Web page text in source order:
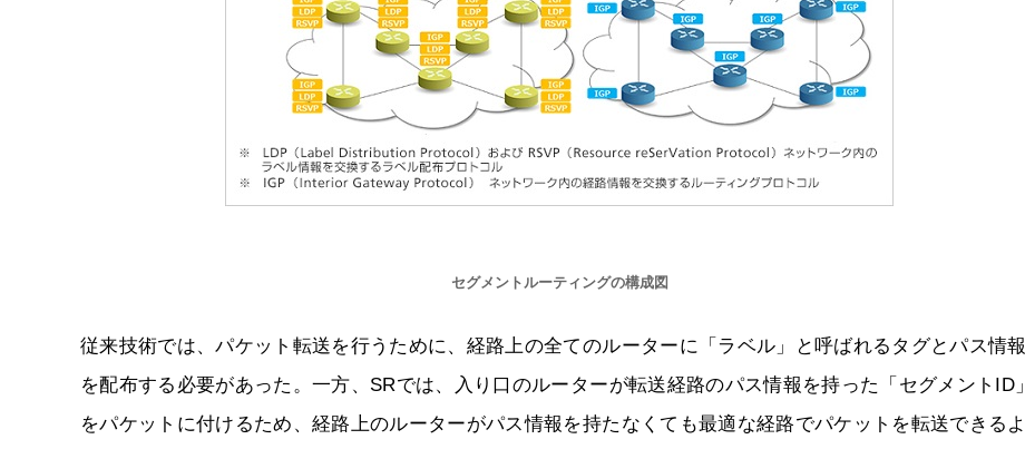
セグメントルーティングの構成図
従来技術では、パケット転送を行うために、経路上の全てのルーターに「ラベル」と呼ばれるタグとパス情報
を配布する必要があった。一方、SRでは、入り口のルーターが転送経路のパス情報を持った「セグメントID」
をパケットに付けるため、経路上のルーターがパス情報を持たなくても最適な経路でパケットを転送できるよ